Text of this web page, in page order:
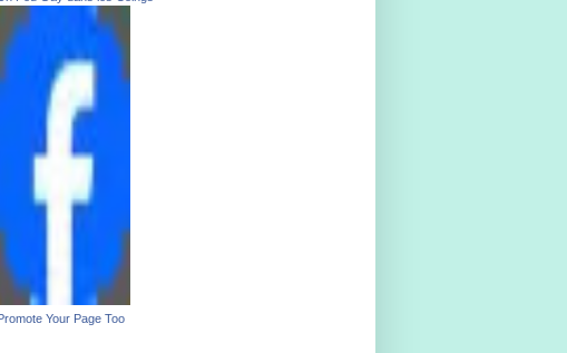
Promote Your Page Too